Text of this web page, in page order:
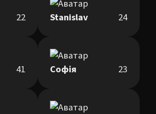
22 Stanislav 24
41 Софія 23